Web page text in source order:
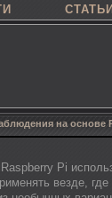
СТАТЬИ
на основе
Pi
везде, где